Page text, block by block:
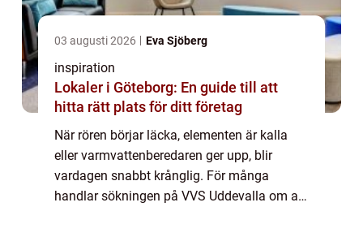
03 augusti 2026 Eva Sjöberg
inspiration
Lokaler i Göteborg: En guide till att
hitta rätt plats för ditt företag
När rören börjar läcka, elementen är kalla
eller varmvattenberedaren ger upp, blir
vardagen snabbt krånglig. För många
handlar sökningen på VVS Uddevalla om att